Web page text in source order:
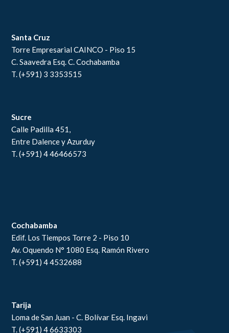
Santa Cruz
Torre Empresarial CAINCO - Piso 15
C. Saavedra Esq. C. Cochabamba
T. (+591) 3 3353515
Sucre
Calle Padilla 451,
Entre Dalence y Azurduy
T. (+591) 4 46466573
Cochabamba
Edif. Los Tiempos Torre 2 - Piso 10
Av. Oquendo N° 1080 Esq. Ramón Rivero
T. (+591) 4 4532688
Tarija
Loma de San Juan - C. Bolívar Esq. Ingavi
T. (+591) 4 6633303